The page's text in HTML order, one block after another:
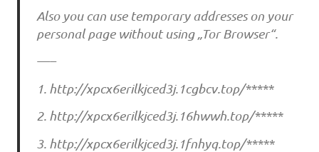
Also you can use temporary addresses on your
personal page without using „Tor Browser“.
—–
1. http://xpcx6erilkjced3j.1cgbcv.top/*****
2. http://xpcx6erilkjced3j.16hwwh.top/*****
3. http://xpcx6erilkjced3j.1fnhyq.top/*****